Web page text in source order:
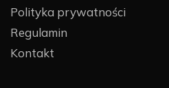
Polityka prywatności
Regulamin
Kontakt